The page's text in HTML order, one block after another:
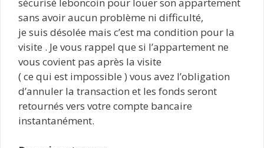
sans avoir aucun problème ni difficulté,
je suis désolée mais c’est ma condition pour la
visite . Je vous rappel que si l’appartement ne
vous covient pas après la visite
( ce qui est impossible ) vous avez l’obligation
d’annuler la transaction et les fonds seront
retournés vers votre compte bancaire
instantanément.